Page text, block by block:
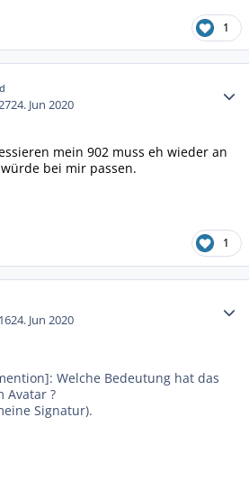
1
24. Jun 2020
mein 902 muss eh wieder an
bei mir passen.
1
24. Jun 2020
Welche Bedeutung hat das
Avatar ?
Signatur).